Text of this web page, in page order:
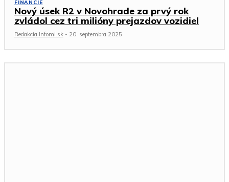
FINANCIE
Nový úsek R2 v Novohrade za prvý rok
zvládol cez tri milióny prejazdov vozidiel
Redakcia Infomi.sk - 20. septembra 2025